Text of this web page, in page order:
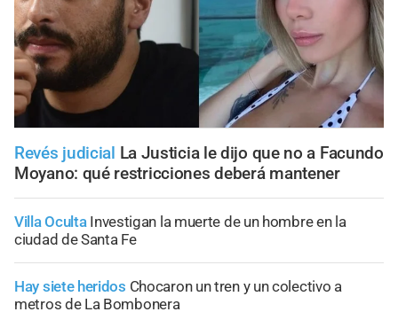
Revés judicial La Justicia le dijo que no a Facundo
Moyano: qué restricciones deberá mantener
Villa Oculta Investigan la muerte de un hombre en la
ciudad de Santa Fe
Hay siete heridos Chocaron un tren y un colectivo a
metros de La Bombonera